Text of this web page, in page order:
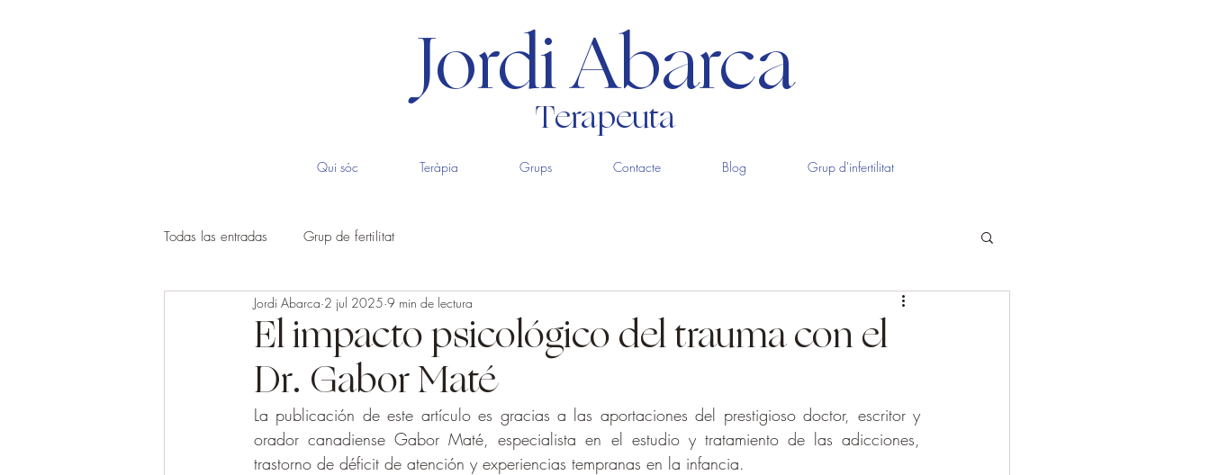
Jordi Abarca
Terapeuta
Qui sóc Teràpia Grups Contacte Blog Grup d'infertilitat
Todas las entradas Grup de fertilitat
El impacto psicológico del trauma con el
Dr. Gabor Maté
Jordi Abarca 2 jul 2025 9 min de lectura
La publicación de este artículo es gracias a las aportaciones del prestigioso doctor, escritor y
orador canadiense Gabor Maté, especialista en el estudio y tratamiento de las adicciones,
trastorno de déficit de atención y experiencias tempranas en la infancia.